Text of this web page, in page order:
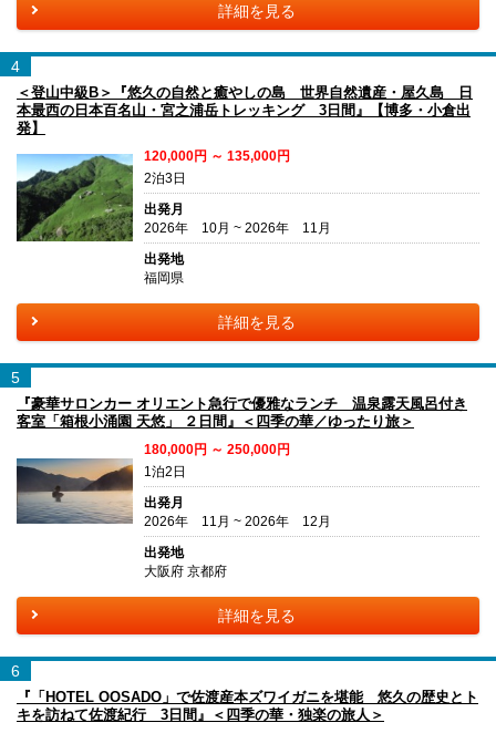
詳細を見る
4
＜登山中級B＞『悠久の自然と癒やしの島 世界自然遺産・屋久島 日
本最西の日本百名山・宮之浦岳トレッキング 3日間』【博多・小倉出
発】
120,000円 ～ 135,000円
2泊3日
出発月
2026年 10月 ~ 2026年 11月
出発地
福岡県
詳細を見る
5
『豪華サロンカー オリエント急行で優雅なランチ 温泉露天風呂付き
客室「箱根小涌園 天悠」 ２日間』＜四季の華／ゆったり旅＞
180,000円 ～ 250,000円
1泊2日
出発月
2026年 11月 ~ 2026年 12月
出発地
大阪府 京都府
詳細を見る
6
『「HOTEL OOSADO」で佐渡産本ズワイガニを堪能 悠久の歴史とト
キを訪ねて佐渡紀行 3日間』＜四季の華・独楽の旅人＞